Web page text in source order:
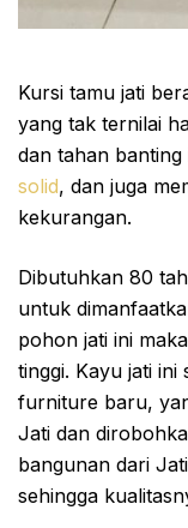
Kursi tamu jati
yang tak ternilai
dan tahan
solid, dan juga
kekurangan.
Dibutuhkan 80
untuk
pohon jati ini
tinggi. Kayu jati
furniture baru,
Jati dan
bangunan dari
sehingga